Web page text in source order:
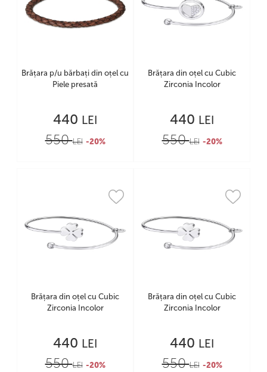
Brățara p/u bărbați din oțel cu
Piele presată
440 LEI
550LEI -20%
Brățara din oțel cu Cubic
Zirconia Incolor
440 LEI
550LEI -20%
Brățara din oțel cu Cubic
Zirconia Incolor
440 LEI
550LEI -20%
Brățara din oțel cu Cubic
Zirconia Incolor
440 LEI
550LEI -20%